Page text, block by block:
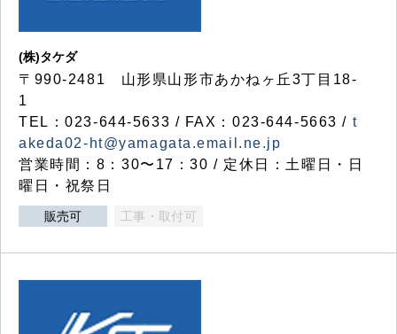
(株)タケダ
〒990-2481 山形県山形市あかねヶ丘3丁目18-
1
TEL：023-644-5633 / FAX：023-644-5663 / t
akeda02-ht@yamagata.email.ne.jp
営業時間：8：30〜17：30 / 定休日：土曜日・日
曜日・祝祭日
販売可 工事・取付可